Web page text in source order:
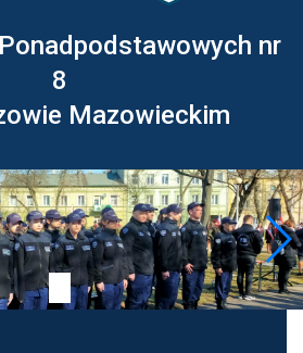
Ponadpodstawowych nr
8
Mazowieckim